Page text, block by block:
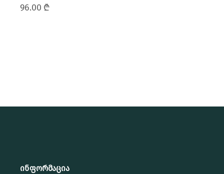
96.00 ₾
ინფორმაცია